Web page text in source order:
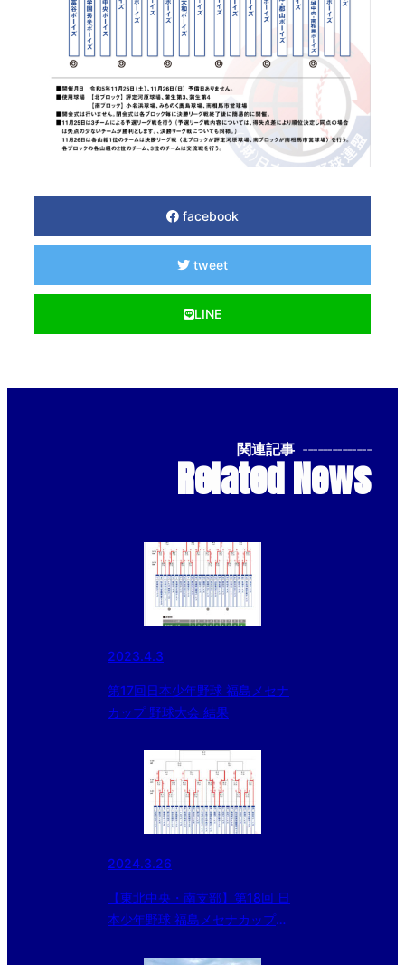
facebook
tweet
LINE
関連記事 --------------
Related News
2023.4.3
第17回日本少年野球 福島メセナ
カップ 野球大会 結果
2024.3.26
【東北中央・南支部】第18回 日
本少年野球 福島メセナカップ野